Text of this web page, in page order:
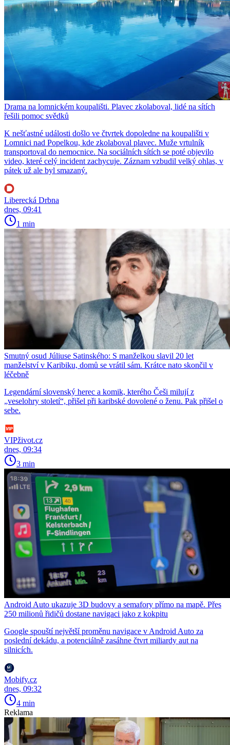
Drama na lomnickém koupališti. Plavec zkolaboval, lidé na sítích
řešili pomoc svědků
K nešťastné události došlo ve čtvrtek dopoledne na koupališti v
Lomnici nad Popelkou, kde zkolaboval plavec. Muže vrtulník
transportoval do nemocnice. Na sociálních sítích se poté objevilo
video, které celý incident zachycuje. Záznam vzbudil velký ohlas, v
pátek už ale byl smazaný.
Liberecká Drbna
dnes, 09:41
1 min
Smutný osud Júliuse Satinského: S manželkou slavil 20 let
manželství v Karibiku, domů se vrátil sám. Krátce nato skončil v
léčebně
Legendární slovenský herec a komik, kterého Češi milují z
„veselohry století“, přišel při karibské dovolené o ženu. Pak přišel o
sebe.
VIPživot.cz
dnes, 09:34
3 min
Android Auto ukazuje 3D budovy a semafory přímo na mapě. Přes
250 milionů řidičů dostane navigaci jako z kokpitu
Google spouští největší proměnu navigace v Android Auto za
poslední dekádu, a potenciálně zasáhne čtvrt miliardy aut na
silnicích.
Mobify.cz
dnes, 09:32
4 min
Reklama